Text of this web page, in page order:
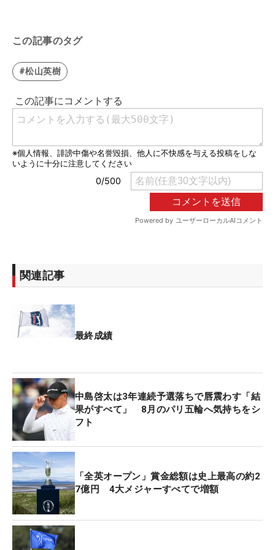
この記事のタグ
#松山英樹
関連記事
最終成績
中島啓太は3年連続予選落ちで唇震わす「結
果がすべて」 8月のパリ五輪へ気持ちをシ
フト
「全英オープン」賞金総額は史上最高の約2
7億円 4大メジャーすべてで増額